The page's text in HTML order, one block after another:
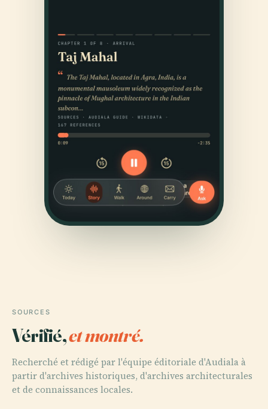
SOURCES
Vérifié,et montré.
Recherché et rédigé par l'équipe éditoriale d'Audiala à
partir d'archives historiques, d'archives architecturales
et de connaissances locales.